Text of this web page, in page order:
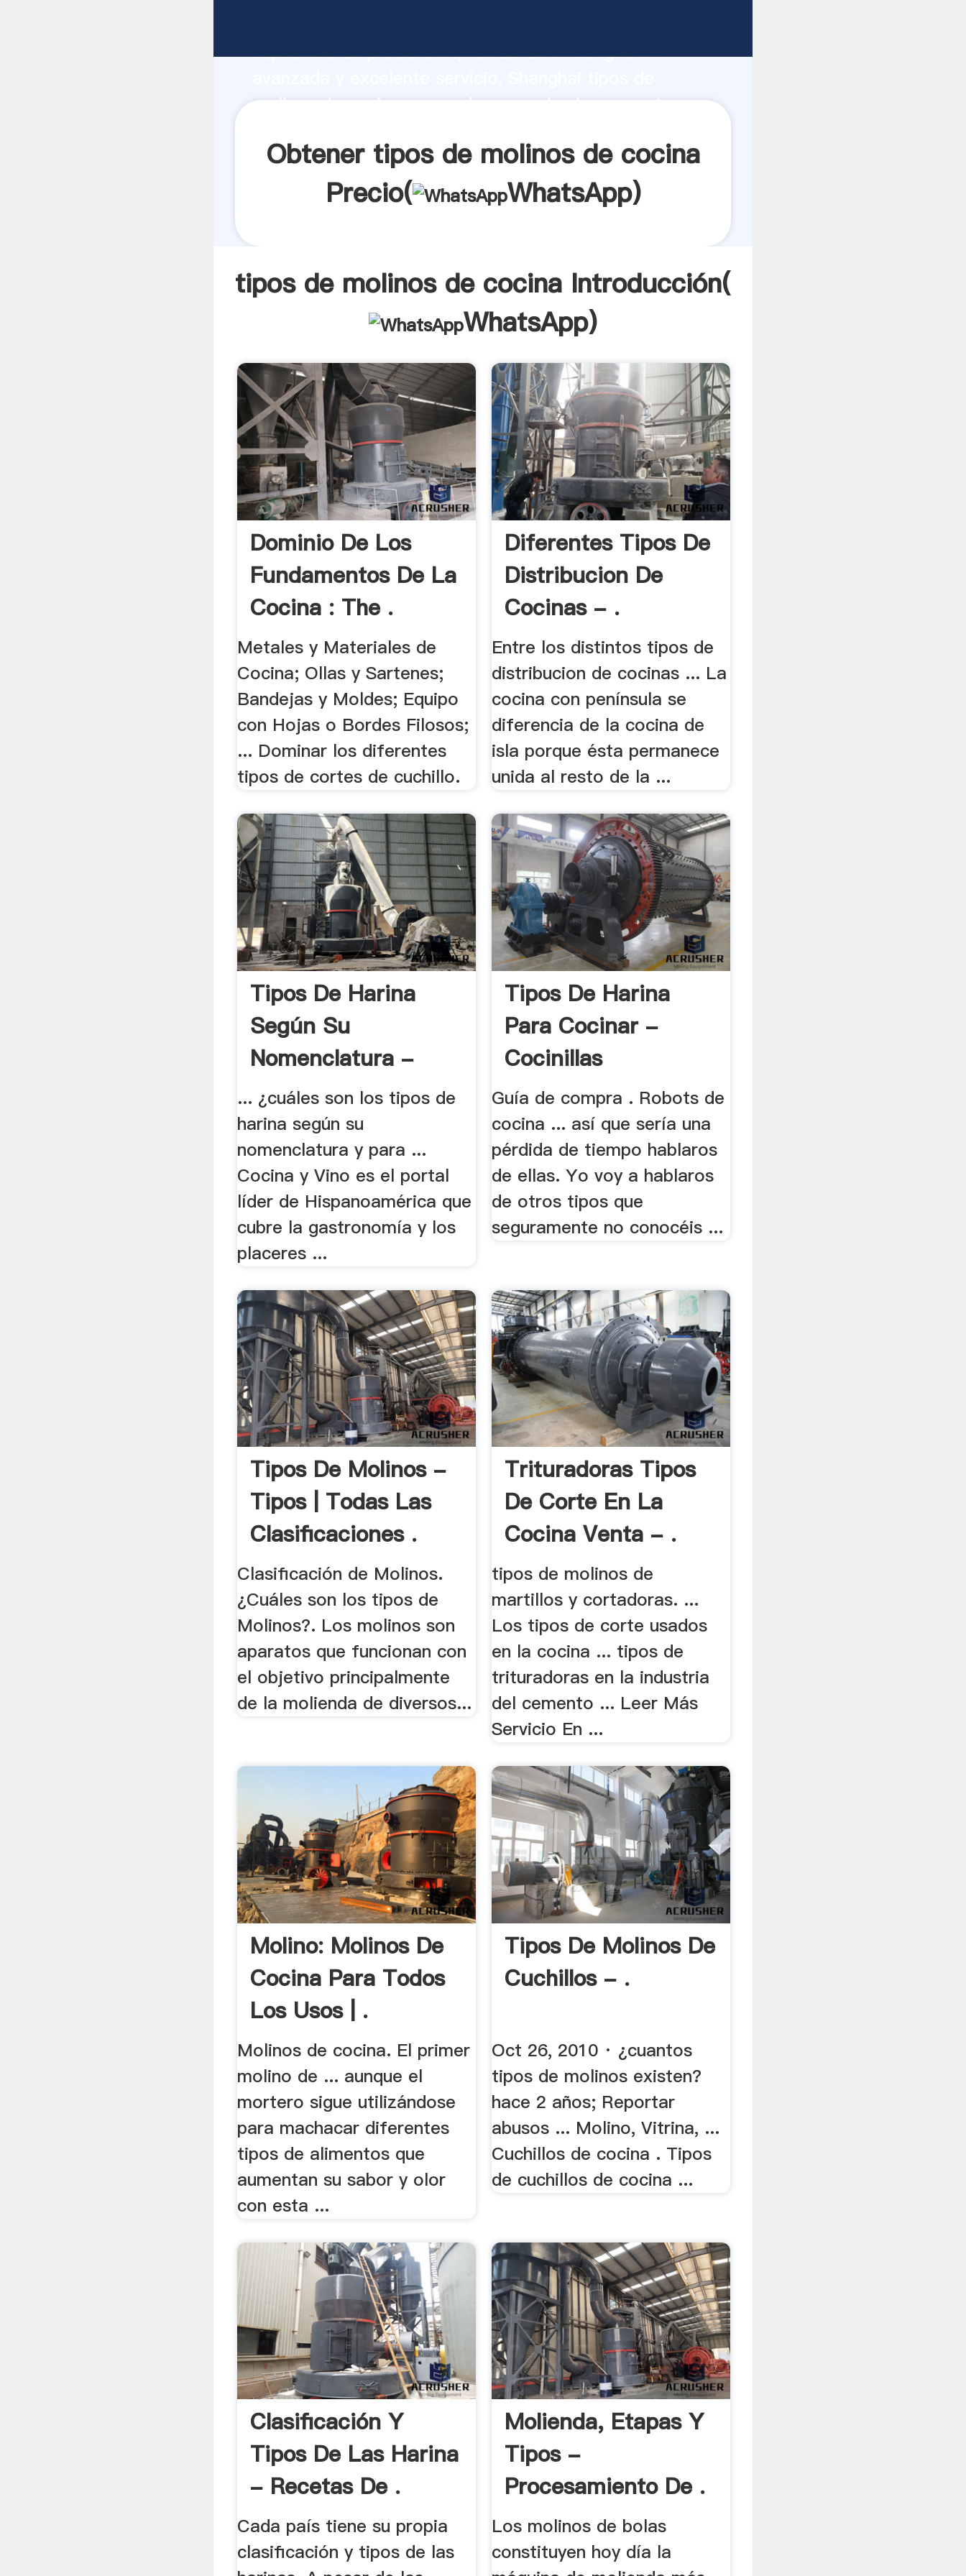
capacidad de producción, fuerza de investigación
molinos de cocina proveedor crea el valor y aporta
Obtener tipos de molinos de cocina
Precio(
WhatsApp)
tipos de molinos de cocina Introducción(
WhatsApp)
Dominio De Los
Fundamentos De La
Cocina : The .
Metales y Materiales de
Cocina; Ollas y Sartenes;
Bandejas y Moldes; Equipo
con Hojas o Bordes Filosos;
... Dominar los diferentes
tipos de cortes de cuchillo.
Diferentes Tipos De
Distribucion De
Cocinas - .
Entre los distintos tipos de
distribucion de cocinas ... La
cocina con península se
diferencia de la cocina de
isla porque ésta permanece
unida al resto de la ...
Tipos De Harina
Según Su
Nomenclatura -
Cocina Y .
... ¿cuáles son los tipos de
harina según su
nomenclatura y para ...
Cocina y Vino es el portal
líder de Hispanoamérica que
cubre la gastronomía y los
placeres ...
Tipos De Harina
Para Cocinar -
Cocinillas
Guía de compra . Robots de
cocina ... así que sería una
pérdida de tiempo hablaros
de ellas. Yo voy a hablaros
de otros tipos que
seguramente no conocéis ...
Tipos De Molinos -
Tipos | Todas Las
Clasificaciones .
Clasificación de Molinos.
¿Cuáles son los tipos de
Molinos?. Los molinos son
aparatos que funcionan con
el objetivo principalmente
de la molienda de diversos...
Trituradoras Tipos
De Corte En La
Cocina Venta - .
tipos de molinos de
martillos y cortadoras. ...
Los tipos de corte usados
en la cocina ... tipos de
trituradoras en la industria
del cemento ... Leer Más
Servicio En ...
Molino: Molinos De
Cocina Para Todos
Los Usos | .
Molinos de cocina. El primer
molino de ... aunque el
mortero sigue utilizándose
para machacar diferentes
tipos de alimentos que
aumentan su sabor y olor
con esta ...
Tipos De Molinos De
Cuchillos - .
Oct 26, 2010 · ¿cuantos
tipos de molinos existen?
hace 2 años; Reportar
abusos ... Molino, Vitrina, ...
Cuchillos de cocina . Tipos
de cuchillos de cocina ...
Clasificación Y
Tipos De Las Harina
- Recetas De .
Cada país tiene su propia
clasificación y tipos de las
Molienda, Etapas Y
Tipos -
Procesamiento De .
Los molinos de bolas
constituyen hoy día la